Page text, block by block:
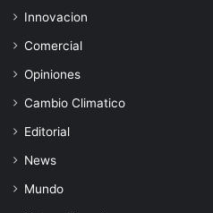
Innovacion
Comercial
Opiniones
Cambio Climatico
Editorial
News
Mundo